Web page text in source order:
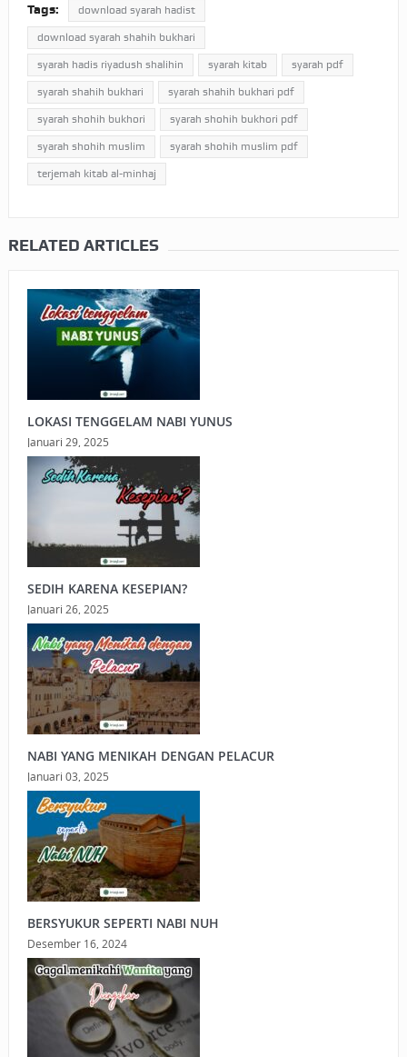
Tags: download syarah hadist
download syarah shahih bukhari
syarah hadis riyadush shalihin syarah kitab syarah pdf
syarah shahih bukhari syarah shahih bukhari pdf
syarah shohih bukhori syarah shohih bukhori pdf
syarah shohih muslim syarah shohih muslim pdf
terjemah kitab al-minhaj
RELATED ARTICLES
LOKASI TENGGELAM NABI YUNUS
Januari 29, 2025
SEDIH KARENA KESEPIAN?
Januari 26, 2025
NABI YANG MENIKAH DENGAN PELACUR
Januari 03, 2025
BERSYUKUR SEPERTI NABI NUH
Desember 16, 2024